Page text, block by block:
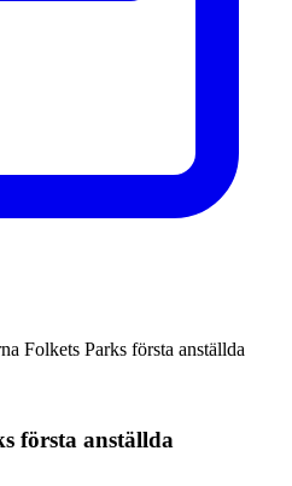
Folkets Parks första anställda
första anställda